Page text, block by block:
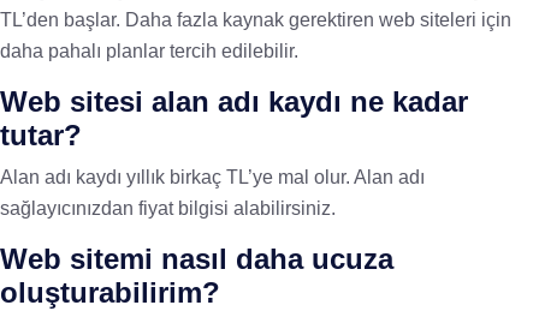
TL’den başlar. Daha fazla kaynak gerektiren web siteleri için
daha pahalı planlar tercih edilebilir.
Web sitesi alan adı kaydı ne kadar
tutar?
Alan adı kaydı yıllık birkaç TL’ye mal olur. Alan adı
sağlayıcınızdan fiyat bilgisi alabilirsiniz.
Web sitemi nasıl daha ucuza
oluşturabilirim?